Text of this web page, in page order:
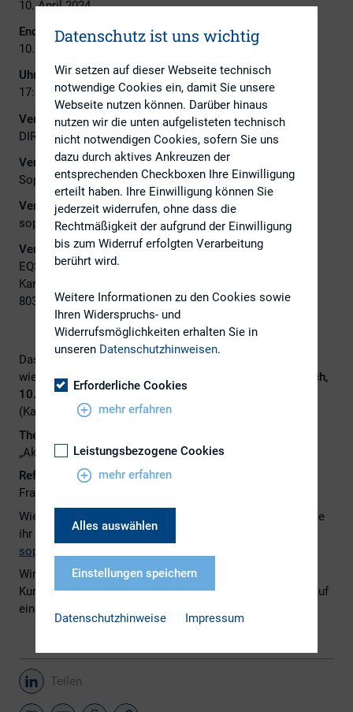
10. April 2024
Ende:
10. April 2024
Uhrzeit:
17:30
Veranstalter:
DIRK
Veranstalter Ansprechpartner:
Sophia Kursawe
Veranstalter E-Mail:
sophia.kursawe@knorr-bremse.com
Veranstaltungsort:
EQS Group AG
Karlstraße 47
80333 München
Das nächste DIRK-Regionalkreistreffen München findet
wieder ausschließlich im physischen Format am
Mittwoch,
10. April 2024 um 17:30 Uhrbei der
(Karlstraße 47, 80333 München) statt.
Thema
„Aktuelles zur Nachhaltigkeitsberichterstattung“
Referent
Frank Stahl, (StB/ WP) Partner bei Baker Tilly
Wie immer gilt:
, die
ihr gerne beantwortet hättet (bitte per Mail an:
sophia.kursawe@knorr-bremse.com
Wir freuen uns über zahlreicheAnmeldungen
Kursawe untersophia.kursawe@knorr-bremse.com
und auf
einen weiteren gemeinsamen Austausch.
Teilen
Datenschutz ist uns wichtig
Wir setzen auf dieser Webseite technisch
notwendige Cookies ein, damit Sie unsere
Webseite nutzen können. Darüber hinaus
nutzen wir die unten aufgelisteten technisch
nicht notwendigen Cookies, sofern Sie uns
dazu durch aktives Ankreuzen der
entsprechenden Checkboxen Ihre Einwilligung
erteilt haben. Ihre Einwilligung können Sie
jederzeit widerrufen, ohne dass die
Rechtmäßigkeit der aufgrund der Einwilligung
bis zum Widerruf erfolgten Verarbeitung
berührt wird.
Weitere Informationen zu den Cookies sowie
Ihren Widerspruchs- und
Widerrufsmöglichkeiten erhalten Sie in
unseren Datenschutzhinweisen.
Erforderliche Cookies
mehr erfahren
Leistungsbezogene Cookies
mehr erfahren
Alles auswählen
Einstellungen speichern
Datenschutzhinweise Impressum